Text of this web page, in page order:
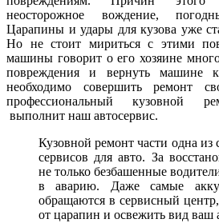
неосторожное вождение,
Царапины и удары для кузова уже
Но не стоит мириться с этими
машины говорит о его хозяине
повреждения и вернуть машине
необходимо совершить ремонт
профессиональный кузовной
выполнит наш автосервис.
Кузовной ремонт части одна
сервисов для авто. За
не только безбашенные
в аварию. Даже самые
обращаются в сервисный
от царапин и освежить вид ваш